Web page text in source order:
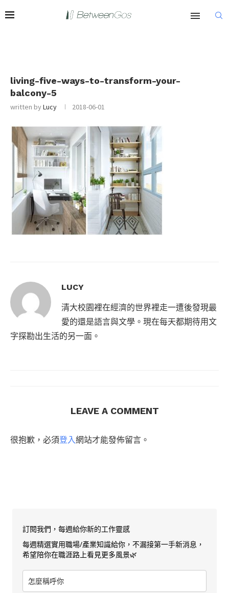
living-five-ways-to-transform-your-
balcony-5
written byLucy 2018-06-01
LUCY
清大校園裡在經濟的世界裡走一遭後發現最
愛的還是語言與文學。現在每天都期待用文
字探勘出生活的另一面。
LEAVE A COMMENT
很抱歉，必須登入網站才能發佈留言。
訂閱我們，每週給你新的工作靈感
每週精選實用職場/產業知識給你，不漏接第一手新消息，
希望陪你在職涯路上看見更多風景🌿